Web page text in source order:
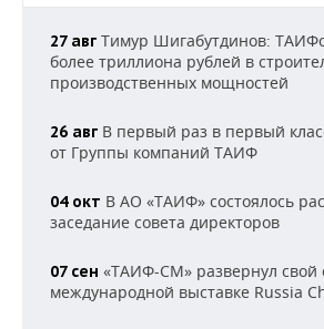
КОРОЛИ ГОСЗАКАЗА ПФО
КОМУ ПРИНАДЛЕЖАТ
ТАТАРСТАНА
ФИНАНСЫ
БЮДЖЕТ
ИНВЕСТИЦИИ
НОВОСТИ
ПРОМЫШЛЕННОСТИ
АГРОПРОМ
НЕФТЕХИМИЯ
НЕФТЬ
НЕДВИЖИМОСТЬ
НОВОСТИ АВТО
БИЗНЕС
НОВОСТИ БИЗНЕСА
ТЕХНОЛОГИИ
МЕРОПРИЯТИЯ
27 авг Тимур Шигабутдинов:
более триллиона рублей в
производственных мощностей
26 авг В первый раз в первый
от Группы компаний ТАИФ
04 окт В АО «ТАИФ» состоялось
заседание совета директоров
07 сен «ТАИФ-СМ» развернул свой
международной выставке Russia